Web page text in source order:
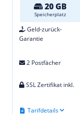
20 GB
Speicherplatz
Geld-zurück-
Garantie
2 Postfächer
SSL Zertifikat inkl.
Tarifdetails